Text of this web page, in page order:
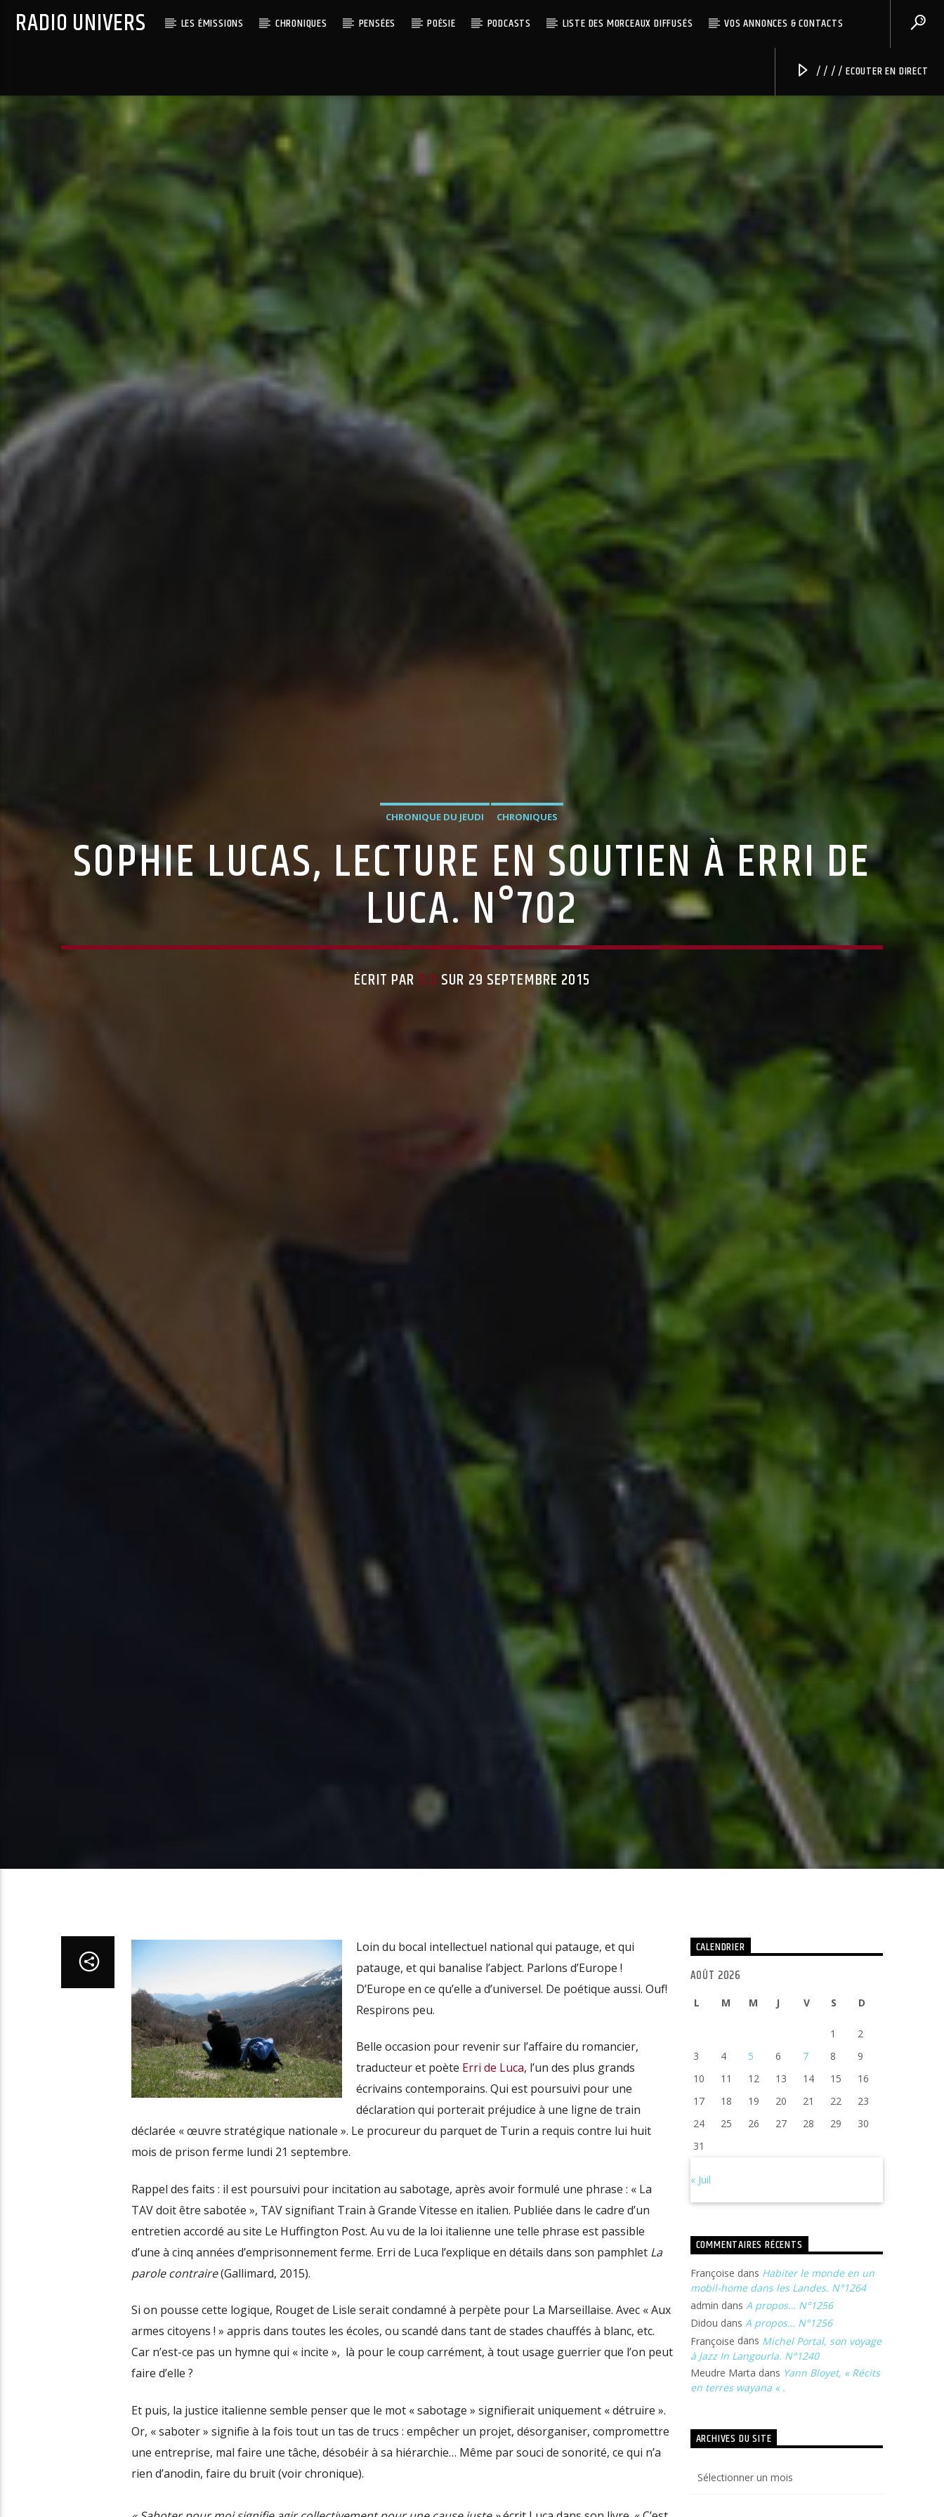
RADIO UNIVERS LES ÉMISSIONS CHRONIQUES PENSÉES POÉSIE PODCASTS LISTE DES MORCEAUX DIFFUSÉS VOS ANNONCES & CONTACTS
/ / / / ECOUTER EN DIRECT
CHRONIQUE DU JEUDI CHRONIQUES
SOPHIE LUCAS, LECTURE EN SOUTIEN À ERRI DE
LUCA. N°702
ÉCRIT PAR D.D SUR 29 SEPTEMBRE 2015
Loin du bocal intellectuel national qui patauge, et qui
patauge, et qui banalise l’abject. Parlons d’Europe !
D’Europe en ce qu’elle a d’universel. De poétique aussi. Ouf!
Respirons peu.
Belle occasion pour revenir sur l’affaire du romancier,
traducteur et poète Erri de Luca, l’un des plus grands
écrivains contemporains. Qui est poursuivi pour une
déclaration qui porterait préjudice à une ligne de train
déclarée « œuvre stratégique nationale ». Le procureur du parquet de Turin a requis contre lui huit
mois de prison ferme lundi 21 septembre.
Rappel des faits : il est poursuivi pour incitation au sabotage, après avoir formulé une phrase : « La
TAV doit être sabotée », TAV signifiant Train à Grande Vitesse en italien. Publiée dans le cadre d’un
entretien accordé au site Le Huffington Post. Au vu de la loi italienne une telle phrase est passible
d’une à cinq années d’emprisonnement ferme. Erri de Luca l’explique en détails dans son pamphlet La
parole contraire(Gallimard, 2015).
Si on pousse cette logique, Rouget de Lisle serait condamné à perpète pour La Marseillaise. Avec « Aux
armes citoyens ! » appris dans toutes les écoles, ou scandé dans tant de stades chauffés à blanc, etc.
Car n’est-ce pas un hymne qui « incite », là pour le coup carrément, à tout usage guerrier que l’on peut
faire d’elle ?
Et puis, la justice italienne semble penser que le mot « sabotage » signifierait uniquement « détruire ».
Or, « saboter » signifie à la fois tout un tas de trucs : empêcher un projet, désorganiser, compromettre
une entreprise, mal faire une tâche, désobéir à sa hiérarchie… Même par souci de sonorité, ce qui n’a
rien d’anodin, faire du bruit (voir chronique).
CALENDRIER
AOÛT 2026
L M M J V S D
1
2
3
4 5 6 7 8
9
10
11 12 13 14 15
16
17
18 19 20 21 22
23
24
25 26 27 28 29
30
31
« Juil
COMMENTAIRES RÉCENTS
Françoise dans Habiter le monde en un
mobil-home dans les Landes. N°1264
admin dans A propos… N°1256
Didou dans A propos… N°1256
Françoise dans Michel Portal, son voyage
à Jazz In Langourla. N°1240
Meudre Marta dans Yann Bloyet, « Récits
en terres wayana « .
ARCHIVES DU SITE
du